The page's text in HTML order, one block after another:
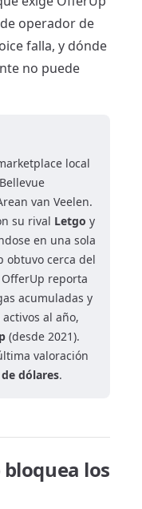
operador de
falla, y dónde
no puede
local
van Veelen.
su rival Letgo y
en una sola
obtuvo cerca del
reporta
acumuladas y
al año,
(desde 2021).
valoración
dólares.
los